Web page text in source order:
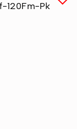
120Fm-Pk